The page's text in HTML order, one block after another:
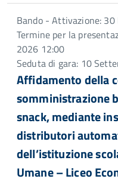
Bando - Attivazione:
Termine per la
2026 12:00
Seduta di gara: 10
Affidamento della
somministrazione
snack, mediante
distributori
dell’istituzione
Umane – Liceo